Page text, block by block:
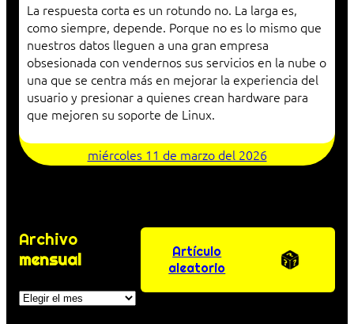
La respuesta corta es un rotundo no. La larga es,
como siempre, depende. Porque no es lo mismo que
nuestros datos lleguen a una gran empresa
obsesionada con vendernos sus servicios en la nube o
una que se centra más en mejorar la experiencia del
usuario y presionar a quienes crean hardware para
que mejoren su soporte de Linux.
miércoles 11 de marzo del 2026
Archivo
mensual
Archivos
Artículo
aleatorio